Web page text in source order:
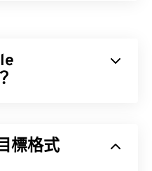
音訊資料。
案保存到設備上而聞
標格式